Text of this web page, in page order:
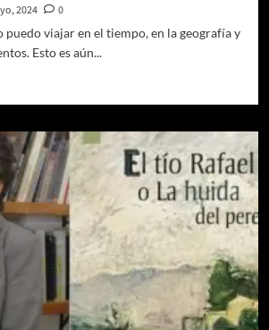
2024
0
puedo viajar en el tiempo, en la geografía y
Esto es aún...